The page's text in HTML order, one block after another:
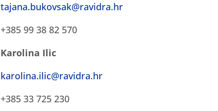
tajana.bukovsak@ravidra.hr
+385 99 38 82 570
Karolina Ilic
karolina.ilic@ravidra.hr
+385 33 725 230